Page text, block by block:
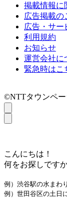
掲載情報に
広告掲載の
広告・サー
利用規約
お知らせ
運営会社に
緊急時はこ
©NTTタウンペー
こんにちは！
何をお探しです
例）渋谷駅の水まわ
例）世田谷区の土日